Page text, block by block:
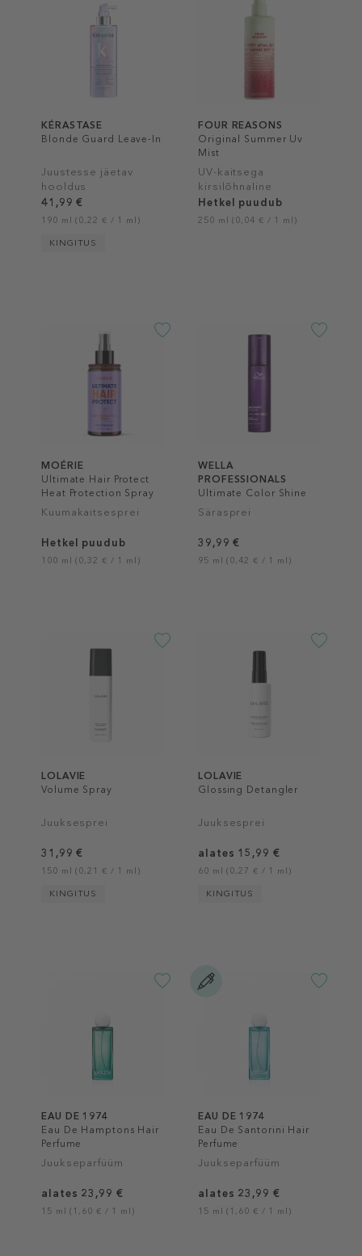
KÉRASTASE
Blonde Guard Leave-In
Juustesse jäetav
hooldus
41,99 €
190 ml (0,22 € / 1 ml)
KINGITUS
FOUR REASONS
Original Summer Uv
Mist
UV-kaitsega
kirsilõhnaline
juuksesprei
Hetkel puudub
250 ml (0,04 € / 1 ml)
MOÉRIE
Ultimate Hair Protect
Heat Protection Spray
Kuumakaitsesprei
Hetkel puudub
100 ml (0,32 € / 1 ml)
WELLA
PROFESSIONALS
Ultimate Color Shine
Spray Step 3
Särasprei
39,99 €
95 ml (0,42 € / 1 ml)
LOLAVIE
Volume Spray
Juuksesprei
31,99 €
150 ml (0,21 € / 1 ml)
KINGITUS
LOLAVIE
Glossing Detangler
Juuksesprei
alates 15,99 €
60 ml (0,27 € / 1 ml)
KINGITUS
EAU DE 1974
Eau De Hamptons Hair
Perfume
Juukseparfüüm
alates 23,99 €
15 ml (1,60 € / 1 ml)
EAU DE 1974
Eau De Santorini Hair
Perfume
Juukseparfüüm
alates 23,99 €
15 ml (1,60 € / 1 ml)